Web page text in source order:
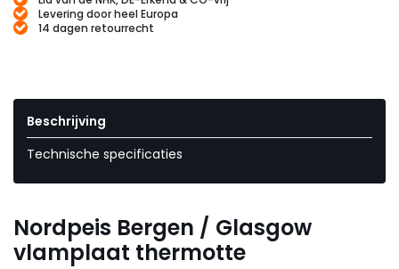
Levering door heel Europa
14 dagen retourrecht
Beschrijving
Technische specificaties
Nordpeis Bergen / Glasgow
vlamplaat thermotte